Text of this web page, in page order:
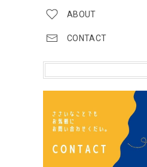
ABOUT
CONTACT